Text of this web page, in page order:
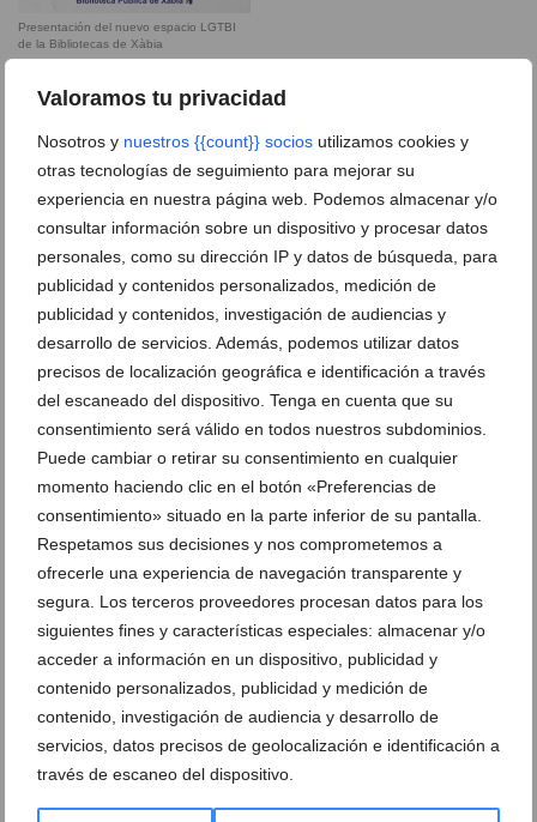
Valoramos tu privacidad
Nosotros y nuestros {{count}} socios utilizamos cookies y
otras tecnologías de seguimiento para mejorar su
experiencia en nuestra página web. Podemos almacenar y/o
consultar información sobre un dispositivo y procesar datos
personales, como su dirección IP y datos de búsqueda, para
publicidad y contenidos personalizados, medición de
publicidad y contenidos, investigación de audiencias y
desarrollo de servicios. Además, podemos utilizar datos
precisos de localización geográfica e identificación a través
del escaneado del dispositivo. Tenga en cuenta que su
consentimiento será válido en todos nuestros subdominios.
Puede cambiar o retirar su consentimiento en cualquier
momento haciendo clic en el botón «Preferencias de
consentimiento» situado en la parte inferior de su pantalla.
Respetamos sus decisiones y nos comprometemos a
ofrecerle una experiencia de navegación transparente y
segura. Los terceros proveedores procesan datos para los
siguientes fines y características especiales: almacenar y/o
acceder a información en un dispositivo, publicidad y
contenido personalizados, publicidad y medición de
contenido, investigación de audiencia y desarrollo de
servicios, datos precisos de geolocalización e identificación a
través de escaneo del dispositivo.
Presentación del nuevo espacio LGTBI
de la Bibliotecas de Xàbia
DEJA UN COMENTARIO